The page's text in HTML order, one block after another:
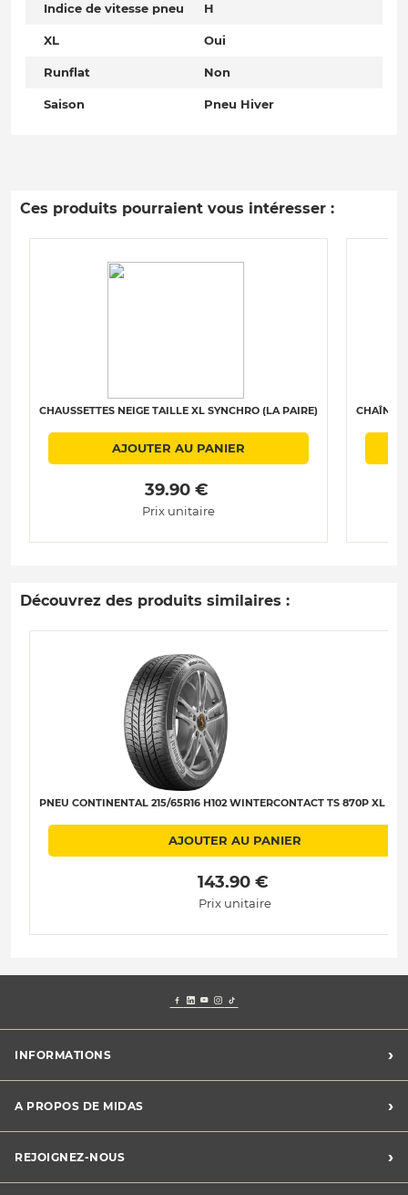
Indice de vitesse pneu H
XL Oui
Runflat Non
Saison Pneu Hiver
Ces produits pourraient vous intéresser :
CHAUSSETTES NEIGE TAILLE XL SYNCHRO (LA PAIRE)
AJOUTER AU PANIER
39.90 €
Prix unitaire
CHAÎNES
Découvrez des produits similaires :
PNEU CONTINENTAL 215/65R16 H102 WINTERCONTACT TS 870P XL C-
AJOUTER AU PANIER
143.90 €
Prix unitaire
INFORMATIONS ›
Charte des cookies
Charte des données personnelles
CGV
Conditions de promotions
A PROPOS DE MIDAS ›
Midas France
Développement durable
REJOIGNEZ-NOUS ›